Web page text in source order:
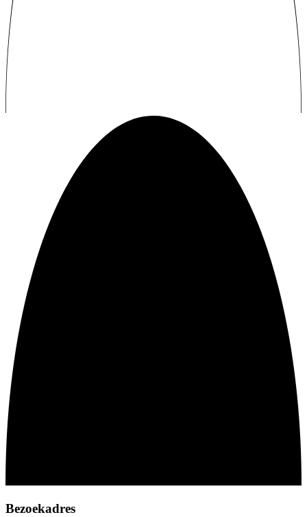
Bezoekadres